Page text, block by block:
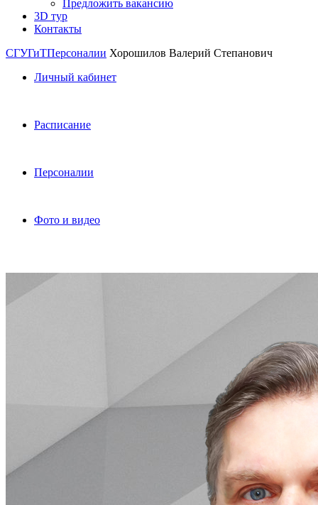
Предложить вакансию
3D тур
Контакты
СГУГиТПерсоналии Хорошилов Валерий Степанович
Личный кабинет
Расписание
Персоналии
Фото и видео